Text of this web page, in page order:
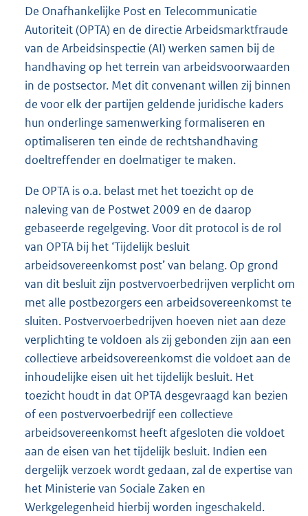
:
3
4
K
b
De Onafhankelijke Post en Telecommunicatie
Autoriteit (OPTA) en de directie Arbeidsmarktfraude
van de Arbeidsinspectie (AI) werken samen bij de
handhaving op het terrein van arbeidsvoorwaarden
in de postsector. Met dit convenant willen zij binnen
de voor elk der partijen geldende juridische kaders
hun onderlinge samenwerking formaliseren en
optimaliseren ten einde de rechtshandhaving
doeltreffender en doelmatiger te maken.
De OPTA is o.a. belast met het toezicht op de
naleving van de Postwet 2009 en de daarop
gebaseerde regelgeving. Voor dit protocol is de rol
van OPTA bij het ‘Tijdelijk besluit
arbeidsovereenkomst post’ van belang. Op grond
van dit besluit zijn postvervoerbedrijven verplicht om
met alle postbezorgers een arbeidsovereenkomst te
sluiten. Postvervoerbedrijven hoeven niet aan deze
verplichting te voldoen als zij gebonden zijn aan een
collectieve arbeidsovereenkomst die voldoet aan de
inhoudelijke eisen uit het tijdelijk besluit. Het
toezicht houdt in dat OPTA desgevraagd kan bezien
of een postvervoerbedrijf een collectieve
arbeidsovereenkomst heeft afgesloten die voldoet
aan de eisen van het tijdelijk besluit. Indien een
dergelijk verzoek wordt gedaan, zal de expertise van
het Ministerie van Sociale Zaken en
Werkgelegenheid hierbij worden ingeschakeld.